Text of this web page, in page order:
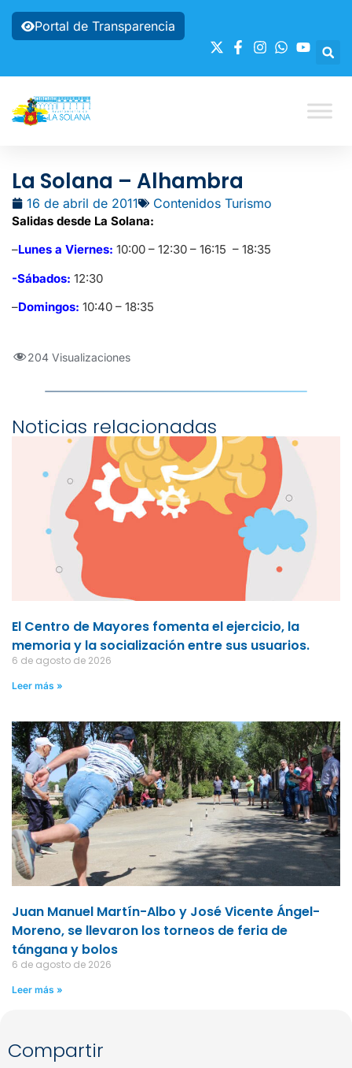
Portal de Transparencia
La Solana – Alhambra
16 de abril de 2011 Contenidos Turismo
Salidas desde La Solana:
–Lunes a Viernes: 10:00 – 12:30 – 16:15 – 18:35
-Sábados: 12:30
–Domingos: 10:40 – 18:35
204 Visualizaciones
Noticias relacionadas
El Centro de Mayores fomenta el ejercicio, la
memoria y la socialización entre sus usuarios.
6 de agosto de 2026
Leer más »
Juan Manuel Martín-Albo y José Vicente Ángel-
Moreno, se llevaron los torneos de feria de
tángana y bolos
6 de agosto de 2026
Leer más »
Compartir